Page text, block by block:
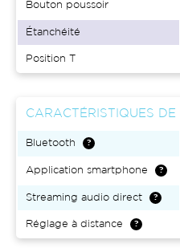
Bouton poussoir
Étanchéité
Position T
CARACTÉRISTIQUES DE
Bluetooth
Application smartphone
Streaming audio direct
Réglage à distance